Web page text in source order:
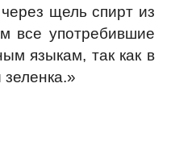
щель спирт из
все употребившие
языкам, так как в